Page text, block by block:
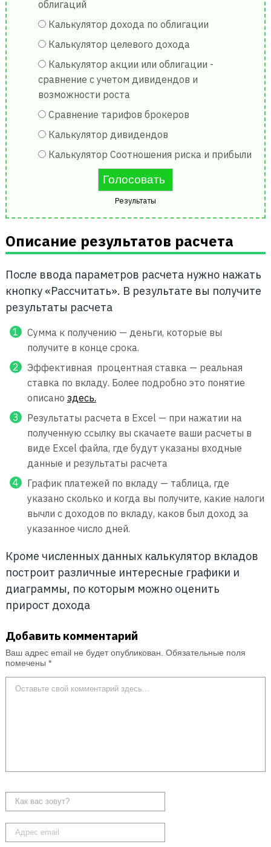
облигаций
Калькулятор дохода по облигации
Калькулятор целевого дохода
Калькулятор акции или облигации -
сравнение с учетом дивидендов и
возможности роста
Сравнение тарифов брокеров
Калькулятор дивидендов
Калькулятор Соотношения риска и прибыли
Результаты
Описание результатов расчета
После ввода параметров расчета нужно нажать
кнопку «Рассчитать». В результате вы получите
результаты расчета
Сумма к получению — деньги, которые вы
получите в конце срока.
Эффективная процентная ставка — реальная
ставка по вкладу. Более подробно это понятие
описано здесь.
Результаты расчета в Excel — при нажатии на
полученную ссылку вы скачаете ваши расчеты в
виде Excel файла, где будут указаны входные
данные и результаты расчета
График платежей по вкладу — таблица, где
указано сколько и когда вы получите, какие налоги
вычли с доходов по вкладу, каков был доход за
указанное число дней.
Кроме численных данных калькулятор вкладов
построит различные интересные графики и
диаграммы, по которым можно оценить
прирост дохода
Добавить комментарий
Ваш адрес email не будет опубликован. Обязательные поля
помечены *